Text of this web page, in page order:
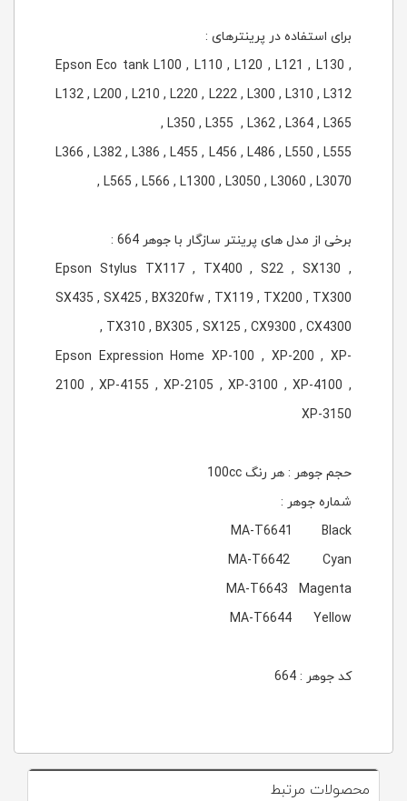
برای استفاده در پرینترهای :
Epson Eco tank L100 , L110 , L120 , L121 , L130 ,
L132 , L200 , L210 , L220 , L222 , L300 , L310 , L312
, L350 , L355 , L362 , L364 , L365
L366 , L382 , L386 , L455 , L456 , L486 , L550 , L555
, L565 , L566 , L1300 , L3050 , L3060 , L3070
برخی از مدل های پرینتر سازگار با جوهر 664 :
Epson Stylus TX117 , TX400 , S22 , SX130 ,
SX435 , SX425 , BX320fw , TX119 , TX200 , TX300
, TX310 , BX305 , SX125 , CX9300 , CX4300
Epson Expression Home XP-100 , XP-200 , XP-
2100 , XP-4155 , XP-2105 , XP-3100 , XP-4100 ,
XP-3150
حجم جوهر : هر رنگ 100cc
شماره جوهر :
MA-T6641 Black
MA-T6642 Cyan
MA-T6643 Magenta
MA-T6644 Yellow
کد جوهر : 664
محصولات مرتبط